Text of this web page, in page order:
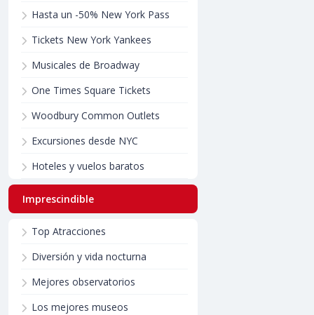
Hasta un -50% New York Pass
Tickets New York Yankees
Musicales de Broadway
One Times Square Tickets
Woodbury Common Outlets
Excursiones desde NYC
Hoteles y vuelos baratos
Imprescindible
Top Atracciones
Diversión y vida nocturna
Mejores observatorios
Los mejores museos